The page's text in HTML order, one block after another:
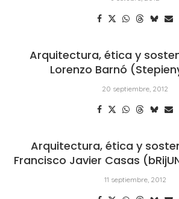
Arquitectura, ética y
Lorenzo Barnó
20 septiembre, 2012
Arquitectura, ética y
Francisco Javier Casas
11 septiembre, 2012